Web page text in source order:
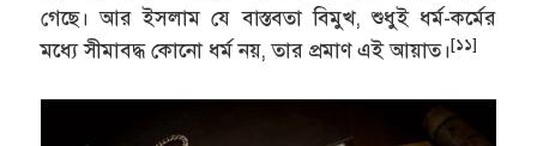
গেছে। আর ইসলাম যে বাস্তবতা বিমুখ, শুধুই ধর্ম-কর্মের
মধ্যে সীমাবদ্ধ কোনো ধর্ম নয়, তার প্রমাণ এই আয়াত।[১১]